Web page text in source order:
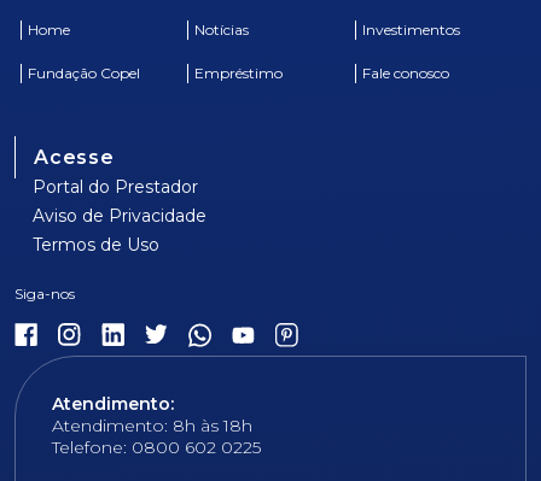
Home Notícias Investimentos
Fundação Copel Empréstimo Fale conosco
Acesse
Portal do Prestador
Aviso de Privacidade
Termos de Uso
Atendimento:
Atendimento: 8h às 18h
Telefone: 0800 602 0225